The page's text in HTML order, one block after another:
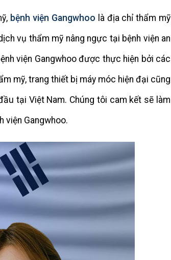
bệnh viện Gangwhoo là địa chỉ thẩm mỹ
vụ thẩm mỹ nâng ngực tại bệnh viện an
viện Gangwhoo được thực hiện bởi các
mỹ, trang thiết bị máy móc hiện đại cũng
tại Việt Nam. Chúng tôi cam kết sẽ làm
viện Gangwhoo.